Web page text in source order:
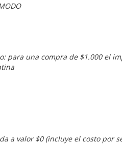
para una compra de $1.000 el
a valor $0 (incluye el costo por